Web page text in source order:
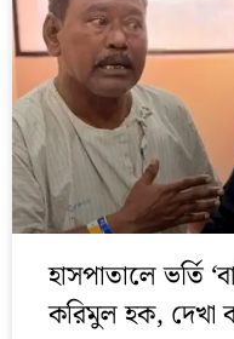
হাসপাতালে ভর্তি
করিমুল হক, দেখা